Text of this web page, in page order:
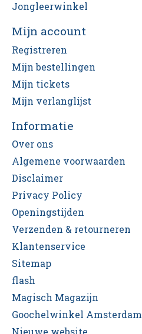
Jongleerwinkel
Mijn account
Registreren
Mijn bestellingen
Mijn tickets
Mijn verlanglijst
Informatie
Over ons
Algemene voorwaarden
Disclaimer
Privacy Policy
Openingstijden
Verzenden & retourneren
Klantenservice
Sitemap
flash
Magisch Magazijn
Goochelwinkel Amsterdam